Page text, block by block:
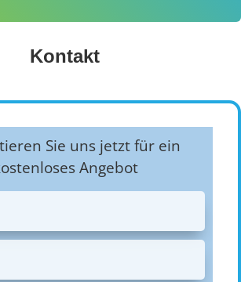
Kontakt
Sie uns jetzt für ein
Angebot